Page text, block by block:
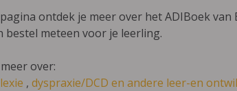
ontdek je meer over het ADIBoek van
bestel meteen voor je leerling.
over:
, dyspraxie/DCD en andere leer-en